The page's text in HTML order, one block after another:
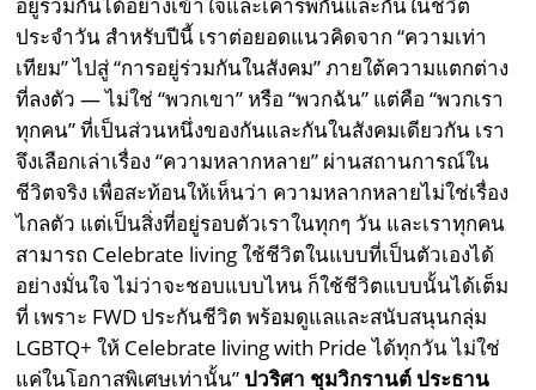
อยู่ร่วมกันได้อย่างเข้าใจและเคารพกันและกันในชีวิต
ประจำวัน สำหรับปีนี้ เราต่อยอดแนวคิดจาก “ความเท่า
เทียม” ไปสู่ “การอยู่ร่วมกันในสังคม” ภายใต้ความแตกต่าง
ที่ลงตัว — ไม่ใช่ “พวกเขา” หรือ “พวกฉัน” แต่คือ “พวกเรา
ทุกคน” ที่เป็นส่วนหนึ่งของกันและกันในสังคมเดียวกัน เรา
จึงเลือกเล่าเรื่อง “ความหลากหลาย” ผ่านสถานการณ์ใน
ชีวิตจริง เพื่อสะท้อนให้เห็นว่า ความหลากหลายไม่ใช่เรื่อง
ไกลตัว แต่เป็นสิ่งที่อยู่รอบตัวเราในทุกๆ วัน และเราทุกคน
สามารถ Celebrate living ใช้ชีวิตในแบบที่เป็นตัวเองได้
อย่างมั่นใจ ไม่ว่าจะชอบแบบไหน ก็ใช้ชีวิตแบบนั้นได้เต็ม
ที่ เพราะ FWD ประกันชีวิต พร้อมดูแลและสนับสนุนกลุ่ม
LGBTQ+ ให้ Celebrate living with Pride ได้ทุกวัน ไม่ใช่
แค่ในโอกาสพิเศษเท่านั้น”ปวริศา ชุมวิกรานต์ ประธาน